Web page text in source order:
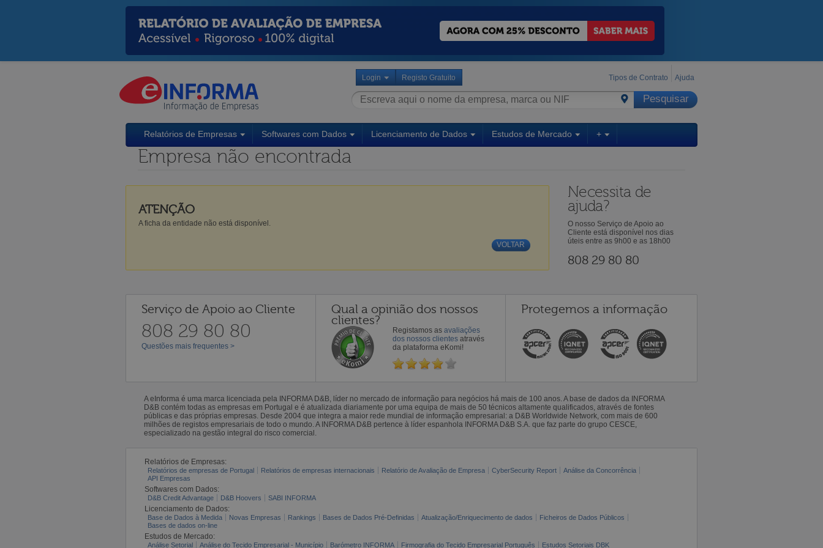
Login Registo Gratuito Tipos de Contrato Ajuda
Relatórios de Empresas Softwares com Dados Licenciamento de Dados Estudos de Mercado +
Empresa não encontrada
ATENÇÃO
A ficha da entidade não está disponível.
VOLTAR
Necessita de
ajuda?
O nosso Serviço de Apoio ao
Cliente está disponível nos dias
úteis entre as 9h00 e as 18h00
808 29 80 80
Serviço de Apoio ao Cliente
808 29 80 80
Questões mais frequentes >
Qual a opinião dos nossos
clientes?
Registamos as avaliações
dos nossos clientes através
da plataforma eKomi!
Protegemos a informação
A eInforma é uma marca licenciada pela INFORMA D&B, líder no mercado de informação para negócios há mais de 100 anos. A base de dados da INFORMA
D&B contém todas as empresas em Portugal e é atualizada diariamente por uma equipa de mais de 50 técnicos altamente qualificados, através de fontes
públicas e das próprias empresas. Desde 2004 que integra a maior rede mundial de informação empresarial: a D&B Worldwide Network, com mais de 600
milhões de registos empresariais de todo o mundo. A INFORMA D&B pertence à líder espanhola INFORMA D&B S.A. que faz parte do grupo CESCE,
especializado na gestão integral do risco comercial.
Relatórios de Empresas:
Relatórios de empresas de Portugal Relatórios de empresas internacionais Relatório de Avaliação de Empresa CyberSecurity Report
Análise da Concorrência
API Empresas
Softwares com Dados:
D&B Credit Advantage D&B Hoovers SABI INFORMA
Licenciamento de Dados:
Base de Dados à Medida Novas Empresas Rankings Bases de Dados Pré-Definidas Atualização/Enriquecimento de dados
Ficheiros de Dados Públicos
Bases de dados on-line
Estudos de Mercado:
Análise Setorial Análise do Tecido Empresarial - Município Barómetro INFORMA Firmografia do Tecido Empresarial Português Estudos Setoriais DBK